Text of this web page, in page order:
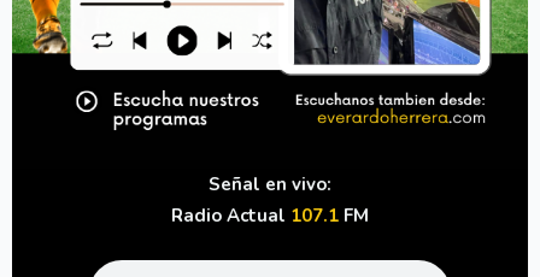
Señal en vivo:
Radio Actual 107.1 FM